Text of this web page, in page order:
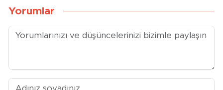
Yorumlar